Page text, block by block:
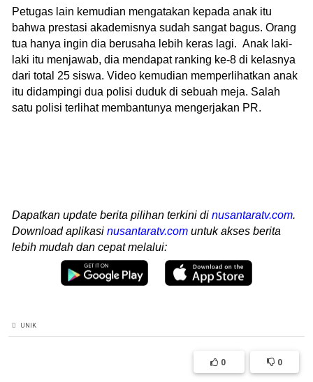
Petugas lain kemudian mengatakan kepada anak itu
bahwa prestasi akademisnya sudah sangat bagus. Orang
tua hanya ingin dia berusaha lebih keras lagi. Anak laki-
laki itu menjawab, dia mendapat ranking ke-8 di kelasnya
dari total 25 siswa. Video kemudian memperlihatkan anak
itu didampingi dua polisi duduk di sebuah meja. Salah
satu polisi terlihat membantunya mengerjakan PR.
Dapatkan update berita pilihan terkini di nusantaratv.com.
Download aplikasi nusantaratv.com untuk akses berita
lebih mudah dan cepat melalui:
UNIK
0 0